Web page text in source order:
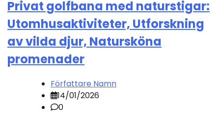
Privat golfbana med naturstigar:
Utomhusaktiviteter, Utforskning
av vilda djur, Natursköna
promenader
Författare Namn
14/01/2026
0